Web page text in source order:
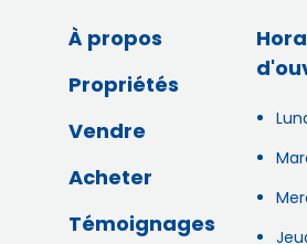
À propos
Propriétés
Vendre
Acheter
Témoignages